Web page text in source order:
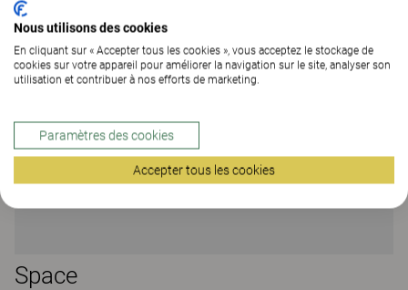
Space
Nous utilisons des cookies
En cliquant sur « Accepter tous les cookies », vous acceptez le stockage de
cookies sur votre appareil pour améliorer la navigation sur le site, analyser son
utilisation et contribuer à nos efforts de marketing.
Paramètres des cookies
Accepter tous les cookies